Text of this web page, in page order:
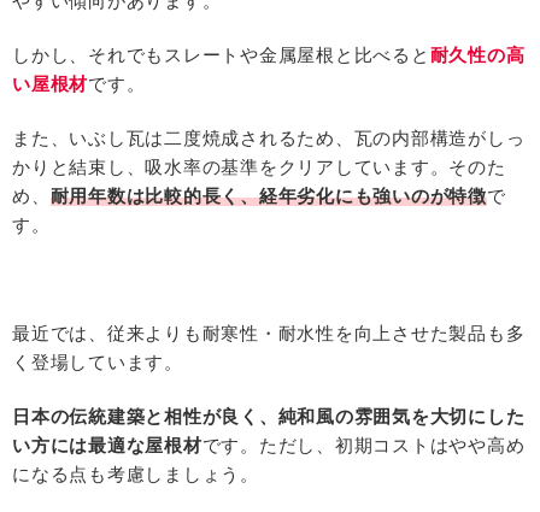
しかし、それでもスレートや金属屋根と比べると 耐久性の高
い屋根材です。
また、いぶし瓦は二度焼成されるため、瓦の内部構造がしっ
かりと結束し、吸水率の基準をクリアしています。そのた
め、 耐用年数は比較的長く、経年劣化にも強いのが特徴で
す。
最近では、従来よりも耐寒性・耐水性を向上させた製品も多
く登場しています。
日本の伝統建築と相性が良く、純和風の雰囲気を大切にした
い方には最適な屋根材です。ただし、初期コストはやや高め
になる点も考慮しましょう。